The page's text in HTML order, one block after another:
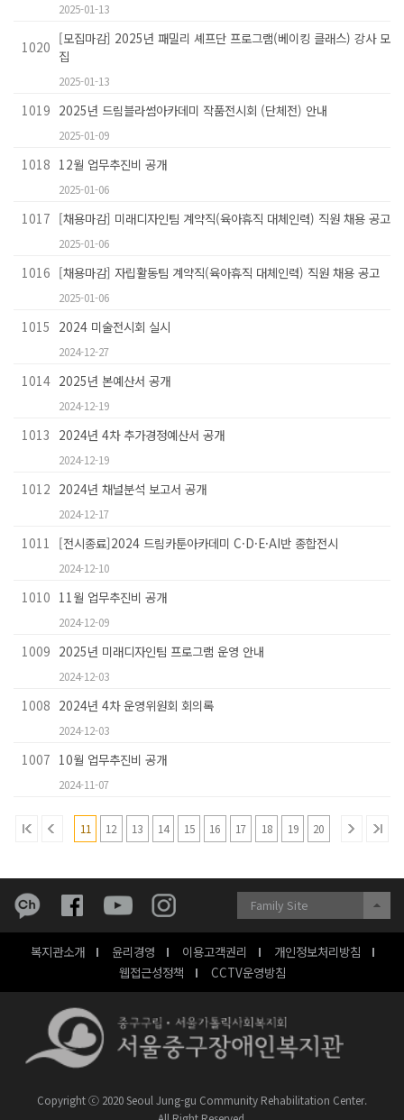
2025-01-13
1020 [모집마감] 2025년 패밀리 셰프단 프로그램(베이킹 클래스) 강사 모
집
2025-01-13
1019 2025년 드림블라썸아카데미 작품전시회 (단체전) 안내
2025-01-09
1018 12월 업무추진비 공개
2025-01-06
1017 [채용마감] 미래디자인팀 계약직(육아휴직 대체인력) 직원 채용 공고
2025-01-06
1016 [채용마감] 자립활동팀 계약직(육아휴직 대체인력) 직원 채용 공고
2025-01-06
1015 2024 미술전시회 실시
2024-12-27
1014 2025년 본예산서 공개
2024-12-19
1013 2024년 4차 추가경정예산서 공개
2024-12-19
1012 2024년 채널분석 보고서 공개
2024-12-17
1011 [전시종료]2024 드림카툰아카데미 C·D·E·AI반 종합전시
2024-12-10
1010 11월 업무추진비 공개
2024-12-09
1009 2025년 미래디자인팀 프로그램 운영 안내
2024-12-03
1008 2024년 4차 운영위원회 회의록
2024-12-03
1007 10월 업무추진비 공개
2024-11-07
11 12 13 14 15 16 17 18 19 20
복지관소개 윤리경영 이용고객권리
개인정보처리방침
웹접근성정책
CCTV운영방침
Family Site
Copyright ⓒ 2020 Seoul Jung-gu Community Rehabilitation Center.